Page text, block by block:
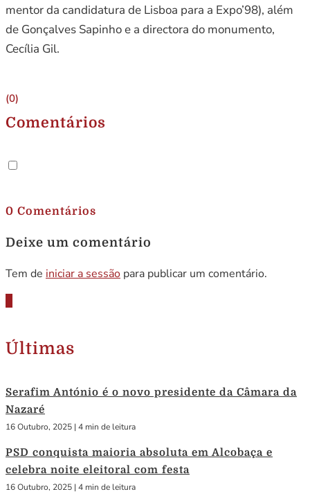
mentor da candidatura de Lisboa para a Expo’98), além
de Gonçalves Sapinho e a directora do monumento,
Cecília Gil.
(0)
Comentários
0 Comentários
Deixe um comentário
Tem de iniciar a sessão para publicar um comentário.
Últimas
Serafim António é o novo presidente da Câmara da
Nazaré
16 Outubro, 2025 | 4 min de leitura
PSD conquista maioria absoluta em Alcobaça e
celebra noite eleitoral com festa
16 Outubro, 2025 | 4 min de leitura